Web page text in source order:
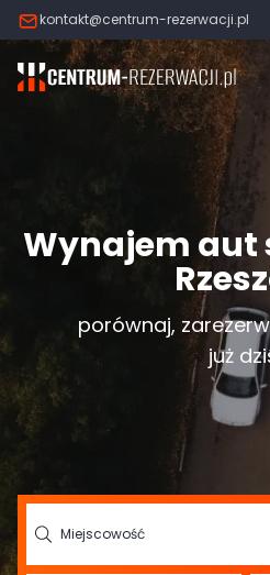
kontakt@centrum-rezerwacji.pl
Wynajem aut
porównaj,
już